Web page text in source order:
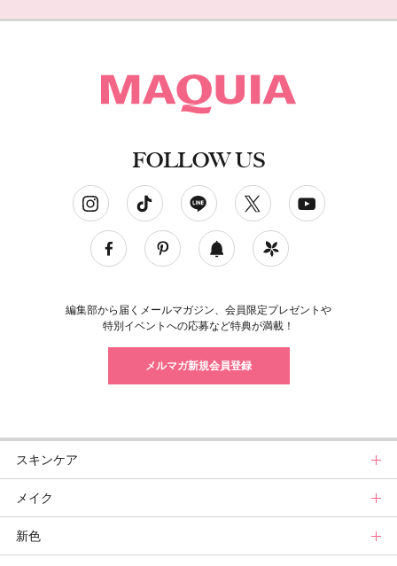
FOLLOW US
編集部から届くメールマガジン、会員限定プレゼントや
特別イベントへの応募など特典が満載！
メルマガ新規会員登録
スキンケア
スキンケアトップ
ニュース
メイク
メイクトップ
新色